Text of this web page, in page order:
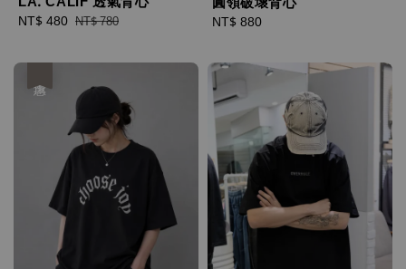
Sale
NT$ 480 Regular
NT$ 780
Regular
NT$ 880